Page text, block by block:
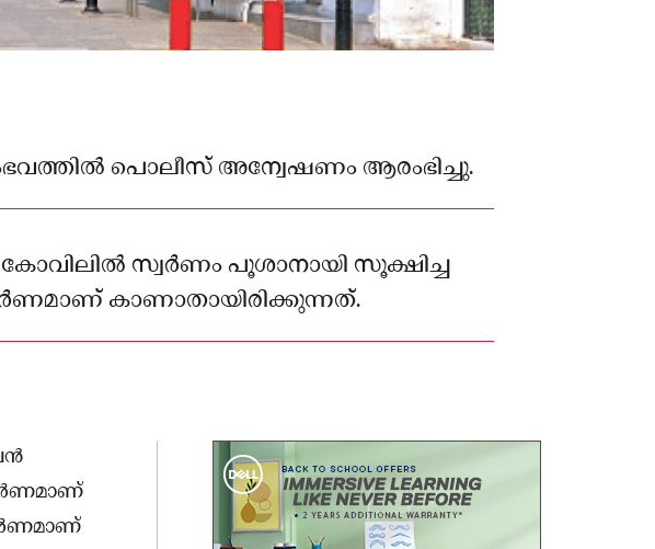
പൊലീസ് അന്വേഷണം ആരംഭിച്ചു.
സ്വർണം പൂശാനായി സൂക്ഷിച്ച
കാണാതായിരിക്കുന്നത്.